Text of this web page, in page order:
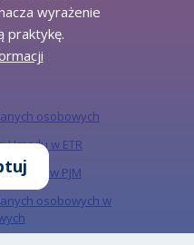
osobowych
Urzędu w ETR
urzędu w PJM
osobowych w
wyrażenie
praktykę.